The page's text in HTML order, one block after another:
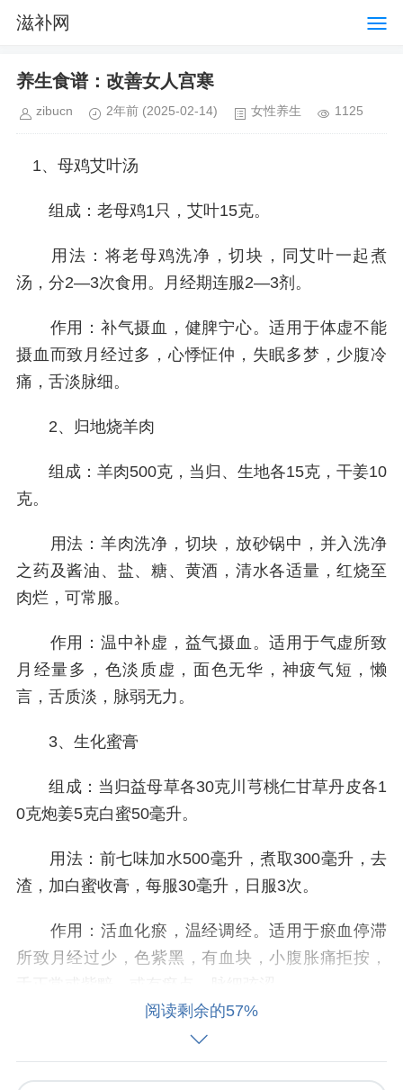
滋补网
养生食谱：改善女人宫寒
zibucn 2年前 (2025-02-14) 女性养生 1125
1、母鸡艾叶汤
组成：老母鸡1只，艾叶15克。
用法：将老母鸡洗净，切块，同艾叶一起煮
汤，分2―3次食用。月经期连服2―3剂。
作用：补气摄血，健脾宁心。适用于体虚不能
摄血而致月经过多，心悸怔仲，失眠多梦，少腹冷
痛，舌淡脉细。
2、归地烧羊肉
组成：羊肉500克，当归、生地各15克，干姜10
克。
用法：羊肉洗净，切块，放砂锅中，并入洗净
之药及酱油、盐、糖、黄酒，清水各适量，红烧至
肉烂，可常服。
作用：温中补虚，益气摄血。适用于气虚所致
月经量多，色淡质虚，面色无华，神疲气短，懒
言，舌质淡，脉弱无力。
3、生化蜜膏
组成：当归益母草各30克川芎桃仁甘草丹皮各1
0克炮姜5克白蜜50毫升。
用法：前七味加水500毫升，煮取300毫升，去
渣，加白蜜收膏，每服30毫升，日服3次。
作用：活血化瘀，温经调经。适用于瘀血停滞
所致月经过少，色紫黑，有血块，小腹胀痛拒按，
阅读剩余的57%